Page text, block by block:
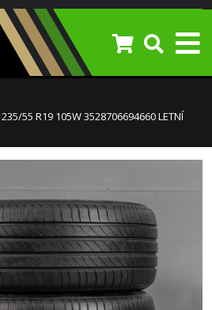
235/55 R19 105W 3528706694660 LETNÍ